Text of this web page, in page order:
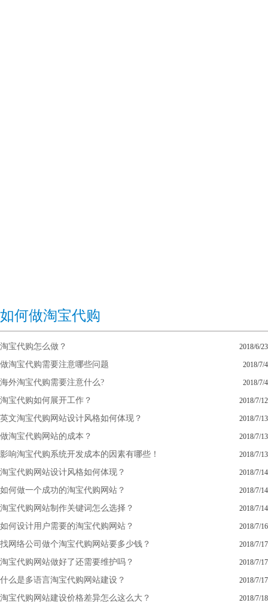
如何做淘宝代购
淘宝代购怎么做？ 2018/6/23
做淘宝代购需要注意哪些问题 2018/7/4
海外淘宝代购需要注意什么? 2018/7/4
淘宝代购如何展开工作？ 2018/7/12
英文淘宝代购网站设计风格如何体现？ 2018/7/13
做淘宝代购网站的成本？ 2018/7/13
影响淘宝代购系统开发成本的因素有哪些！ 2018/7/13
淘宝代购网站设计风格如何体现？ 2018/7/14
如何做一个成功的淘宝代购网站？ 2018/7/14
淘宝代购网站制作关键词怎么选择？ 2018/7/14
如何设计用户需要的淘宝代购网站？ 2018/7/16
找网络公司做个淘宝代购网站要多少钱？ 2018/7/17
淘宝代购网站做好了还需要维护吗？ 2018/7/17
什么是多语言淘宝代购网站建设？ 2018/7/17
淘宝代购网站建设价格差异怎么这么大？ 2018/7/18